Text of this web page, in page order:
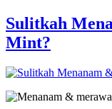
Sulitkah
Mint?